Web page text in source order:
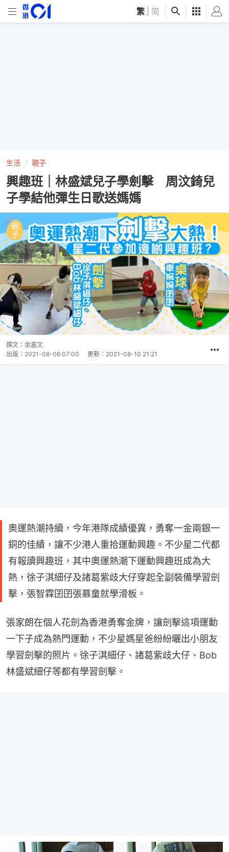
繁 简
生活 親子
興趣班｜林盛斌兒子學劍擊 周汶錡兒
子學結他彈生日歌送媽媽
撰文： 余嘉文
出版： 2021-08-06 07:00 更新： 2021-08-10 21:21
奧運熱潮持續，今年港隊成績優異，勇奪一金兩銀一
銅的佳績，讓不少港人重拾運動興趣。不少星二代都
有報讀興趣班，其中奧運熱潮下運動興趣班成為大
熱，徐子淇細仔及諸葛紫歧大仔穿起全副裝備學習劍
擊，張智霖囝囝張慕童就學滑板。
張家朗在個人花劍為香港勇奪金牌，讓劍擊這項運動
一下子成為熱門運動，不少星媽星爸紛紛曬出小朋友
學習劍擊的照片。徐子淇細仔、諸葛紫歧大仔、Bob
林盛斌細仔等都有學習劍擊。